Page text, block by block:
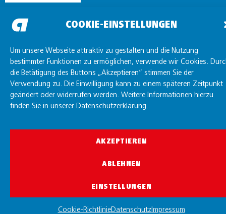
COOKIE-EINSTELLUNGEN
Um unsere Webseite attraktiv zu gestalten und die Nutzung
bestimmter Funktionen zu ermöglichen, verwende wir Cookies.
die Betätigung des Buttons „Akzeptieren“ stimmen Sie der
Verwendung zu. Die Einwilligung kann zu einem späteren Zeitpunkt
geändert oder widerrufen werden. Weitere Informationen hierzu
finden Sie in unserer Datenschutzerklärung.
AKZEPTIEREN
ABLEHNEN
EINSTELLUNGEN
Cookie-RichtlinieDatenschutzImpressum